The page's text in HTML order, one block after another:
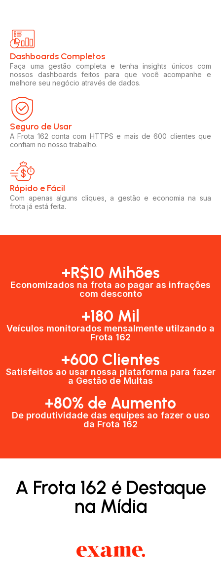
Dashboards Completos​​
Faça uma gestão completa e tenha insights únicos com
nossos dashboards feitos para que você acompanhe e
melhore seu negócio através de dados.
Seguro de Usar​
A Frota 162 conta com HTTPS e mais de 600 clientes que
confiam no nosso trabalho.
Rápido e Fácil​
Com apenas alguns cliques, a gestão e economia na sua
frota já está feita.
+R$10 Mihões
Economizados na frota ao pagar as infrações
com desconto
+180 Mil
Veículos monitorados mensalmente utilzando a
Frota 162
+600 Clientes​
Satisfeitos ao usar nossa plataforma para fazer
a Gestão de Multas​
+80% de Aumento
De produtividade das equipes ao fazer o uso
da Frota 162​
A Frota 162 é Destaque
na Mídia